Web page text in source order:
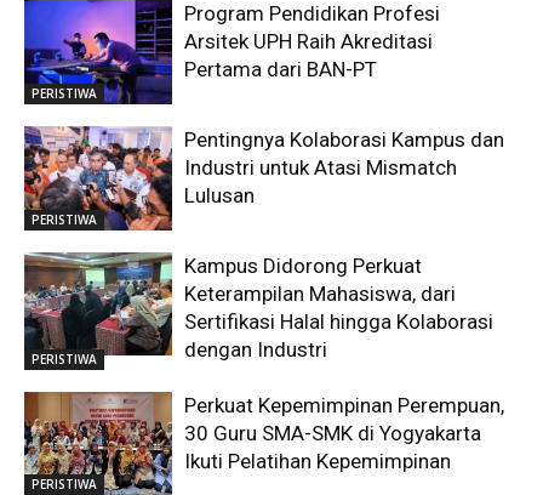
PERISTIWA
Program Pendidikan Profesi
Arsitek UPH Raih Akreditasi
Pertama dari BAN-PT
PERISTIWA
Pentingnya Kolaborasi Kampus dan
Industri untuk Atasi Mismatch
Lulusan
PERISTIWA
Kampus Didorong Perkuat
Keterampilan Mahasiswa, dari
Sertifikasi Halal hingga Kolaborasi
dengan Industri
PERISTIWA
Perkuat Kepemimpinan Perempuan,
30 Guru SMA-SMK di Yogyakarta
Ikuti Pelatihan Kepemimpinan